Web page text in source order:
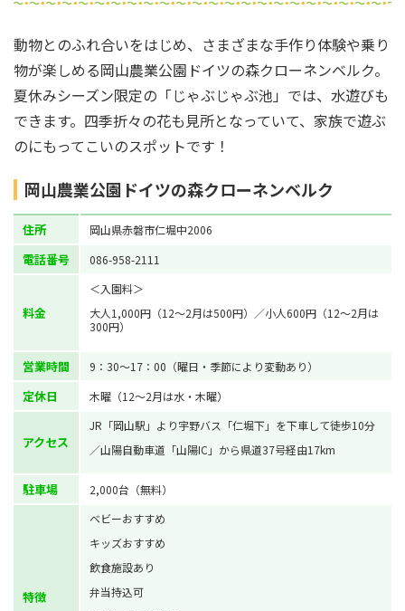
動物とのふれ合いをはじめ、さまざまな手作り体験や乗り
物が楽しめる岡山農業公園ドイツの森クローネンベルク。
夏休みシーズン限定の「じゃぶじゃぶ池」では、水遊びも
できます。四季折々の花も見所となっていて、家族で遊ぶ
のにもってこいのスポットです！
岡山農業公園ドイツの森クローネンベルク
住所 岡山県赤磐市仁堀中2006
電話番号 086-958-2111
料金
＜入園料＞
大人1,000円（12～2月は500円）／小人600円（12～2月は
300円）
営業時間 9：30～17：00（曜日・季節により変動あり）
定休日 木曜（12～2月は水・木曜）
アクセス
JR「岡山駅」より宇野バス「仁堀下」を下車して徒歩10分
／山陽自動車道「山陽IC」から県道37号経由17km
駐車場 2,000台（無料）
特徴
ベビーおすすめ
キッズおすすめ
飲食施設あり
弁当持込可